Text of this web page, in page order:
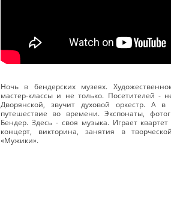
Ночь в бендерских музеях.
мастер-классы и не только. Посетителей -
Дворянской, звучит духовой оркестр. А в
путешествие во времени. Экспонаты,
Бендер. Здесь - своя музыка. Играет
концерт, викторина, занятия в
«Мужики».